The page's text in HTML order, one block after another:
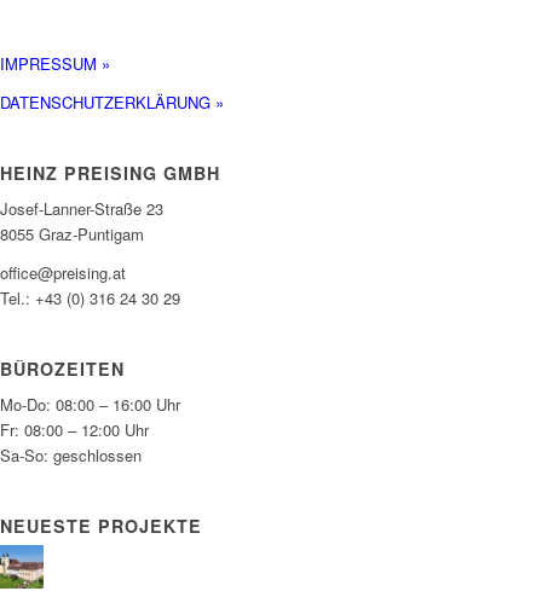
IMPRESSUM »
DATENSCHUTZERKLÄRUNG »
HEINZ PREISING GMBH
Josef-Lanner-Straße 23
8055 Graz-Puntigam
office@preising.at
Tel.: +43 (0) 316 24 30 29
BÜROZEITEN
Mo-Do: 08:00 – 16:00 Uhr
Fr: 08:00 – 12:00 Uhr
Sa-So: geschlossen
NEUESTE PROJEKTE